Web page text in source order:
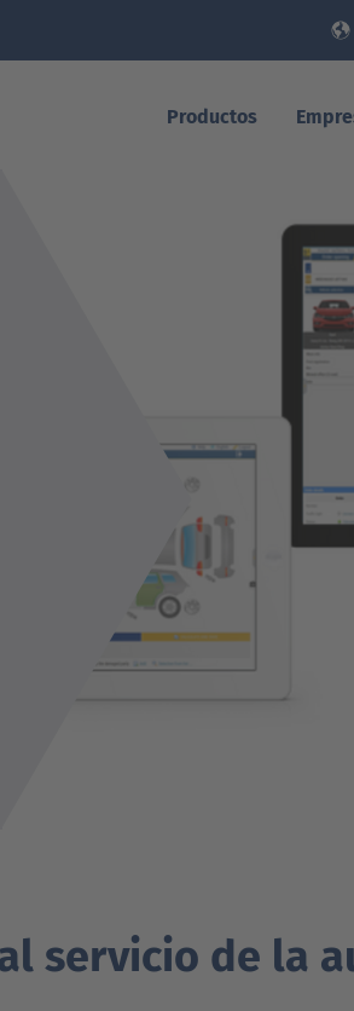
Productos
servicio de la